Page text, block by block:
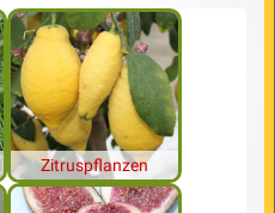
Zitruspflanzen